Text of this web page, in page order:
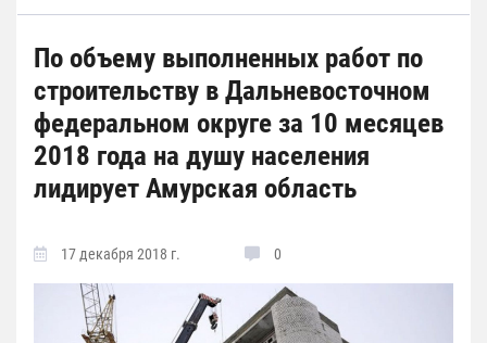
По объему выполненных работ по
строительству в Дальневосточном
федеральном округе за 10 месяцев
2018 года на душу населения
лидирует Амурская область
17 декабря 2018 г. 0